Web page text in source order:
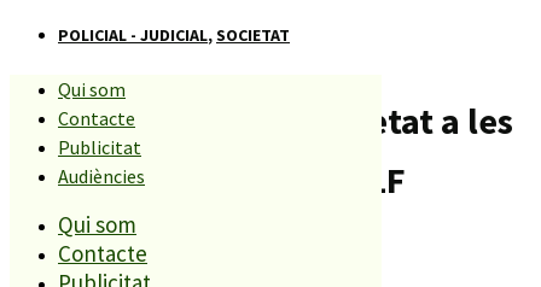
Qui som
Contacte
Publicitat
Audiències
Qui som
Contacte
POLICIAL - JUDICIAL,SOCIETAT
Xerrada sobre la seguretat a les
botigues per Nadal a PLF
Compartiu aquesta història